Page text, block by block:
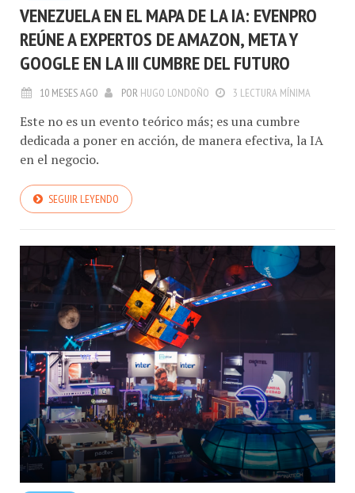
VENEZUELA EN EL MAPA DE LA IA: EVENPRO
REÚNE A EXPERTOS DE AMAZON, META Y
GOOGLE EN LA III CUMBRE DEL FUTURO
10 MESES AGO POR HUGO LONDOÑO 3 LECTURA MÍNIMA
Este no es un evento teórico más; es una cumbre
dedicada a poner en acción, de manera efectiva, la IA
en el negocio.
SEGUIR LEYENDO